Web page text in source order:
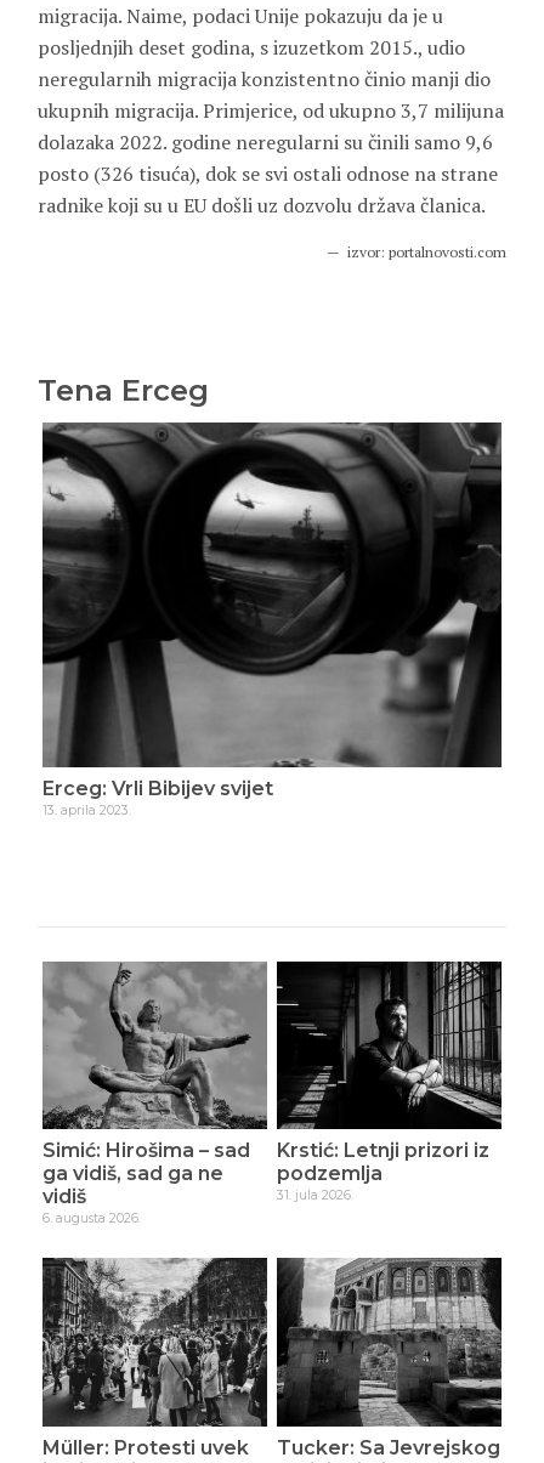
migracija. Naime, podaci Unije pokazuju da je u
posljednjih deset godina, s izuzetkom 2015., udio
neregularnih migracija konzistentno činio manji dio
ukupnih migracija. Primjerice, od ukupno 3,7 milijuna
dolazaka 2022. godine neregularni su činili samo 9,6
posto (326 tisuća), dok se svi ostali odnose na strane
radnike koji su u EU došli uz dozvolu država članica.
izvor: portalnovosti.com
Tena Erceg
Erceg: Vrli Bibijev svijet
13. aprila 2023.
Simić: Hirošima – sad
ga vidiš, sad ga ne
vidiš
6. augusta 2026.
Krstić: Letnji prizori iz
podzemlja
31. jula 2026.
Müller: Protesti uvek
Tucker: Sa Jevrejskog